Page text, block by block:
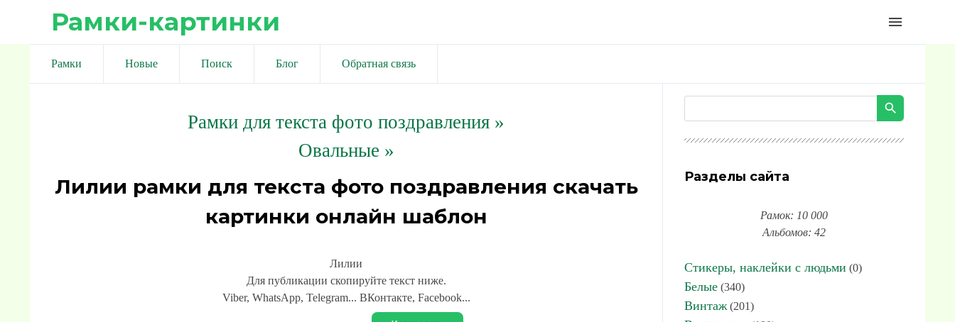
Рамки-картинки menu
Рамки Новые Поиск Блог Обратная связь
Рамки для текста фото поздравления »
Овальные »
Лилии рамки для текста фото поздравления скачать
картинки онлайн шаблон
Лилии
Для публикации скопируйте текст ниже.
Viber, WhatsApp, Telegram... ВКонтакте, Facebook...
Разделы сайта
Рамок: 10 000
Альбомов: 42
Стикеры, наклейки с людьми (0)
Белые (340)
Винтаж (201)